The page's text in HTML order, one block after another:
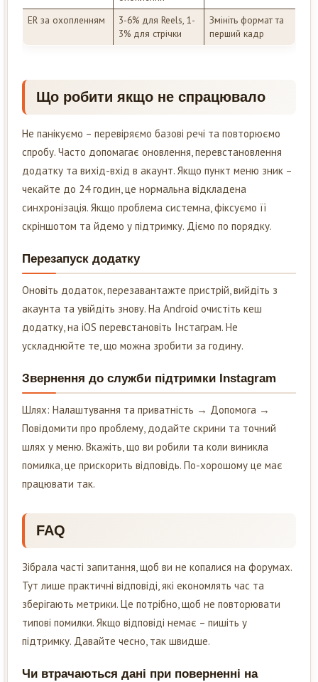
ER за охопленням
3-6% для Reels, 1-
3% для стрічки
Змініть формат та
перший кадр
Що робити якщо не спрацювало
Не панікуємо – перевіряємо базові речі та повторюємо
спробу. Часто допомагає оновлення, перевстановлення
додатку та вихід-вхід в акаунт. Якщо пункт меню зник –
чекайте до 24 годин, це нормальна відкладена
синхронізація. Якщо проблема системна, фіксуємо її
скріншотом та йдемо у підтримку. Діємо по порядку.
Перезапуск додатку
Оновіть додаток, перезавантажте пристрій, вийдіть з
акаунта та увійдіть знову. На Android очистіть кеш
додатку, на iOS перевстановіть Інстаграм. Не
ускладнюйте те, що можна зробити за годину.
Звернення до служби підтримки Instagram
Шлях: Налаштування та приватність → Допомога →
Повідомити про проблему, додайте скрини та точний
шлях у меню. Вкажіть, що ви робили та коли виникла
помилка, це прискорить відповідь. По-хорошому це має
працювати так.
FAQ
Зібрала часті запитання, щоб ви не копалися на форумах.
Тут лише практичні відповіді, які економлять час та
зберігають метрики. Це потрібно, щоб не повторювати
типові помилки. Якщо відповіді немає – пишіть у
підтримку. Давайте чесно, так швидше.
Чи втрачаються дані при поверненні на